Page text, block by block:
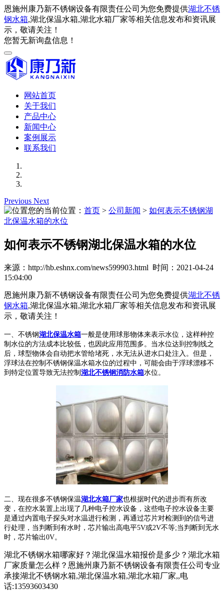
恩施州康乃新不锈钢设备有限责任公司为您免费提供湖北不锈
钢水箱,湖北保温水箱,湖北水箱厂家等相关信息发布和资讯展
示，敬请关注！
您暂无新询盘信息！
网站首页
关于我们
产品中心
新闻中心
案例展示
联系我们
Previous Next
您的当前位置： 首页 > 公司新闻 > 如何表示不锈钢湖
北保温水箱的水位
如何表示不锈钢湖北保温水箱的水位
来源：http://hb.eshnx.com/news599903.html 时间：2021-04-24
15:04:00
恩施州康乃新不锈钢设备有限责任公司为您免费提供湖北不锈
钢水箱,湖北保温水箱,湖北水箱厂家等相关信息发布和资讯展
示，敬请关注！
一、不锈钢湖北保温水箱一般是使用球形物体来表示水位，这样种控
制水位的方法成本比较低，也因此应用范围多。当水位达到控制线之
后，球型物体会自动把水管给堵死，水无法从进水口处注入。但是，
浮球法在控制不锈钢保温水箱水位的过程中，可能会由于浮球漂移不
到特定位置导致无法控制 湖北不锈钢消防水箱水位。
二、现在很多不锈钢保温湖北水箱厂家也根据时代的进步而有所改
变，在控水装置上出现了几种电子控水设备，这些电子控水设备主要
是通过内置电子探头对水温进行检测，再通过芯片对检测到的信号进
行处理，当判断到有水时，芯片输出高电平5V或2V不等;当判断到无水
时，芯片输出0V。
湖北不锈钢水箱哪家好？湖北保温水箱报价是多少？湖北水箱
厂家质量怎么样？恩施州康乃新不锈钢设备有限责任公司专业
承接湖北不锈钢水箱,湖北保温水箱,湖北水箱厂家,,电
话:13593603430